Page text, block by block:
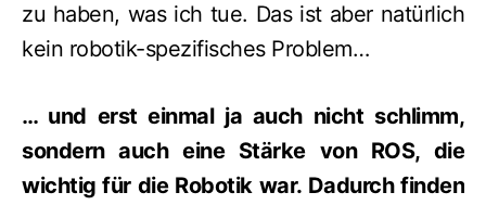
zu haben, was ich tue. Das ist aber natürlich
kein robotik-spezifisches Problem…
… und erst einmal ja auch nicht schlimm,
sondern auch eine Stärke von ROS, die
wichtig für die Robotik war. Dadurch finden